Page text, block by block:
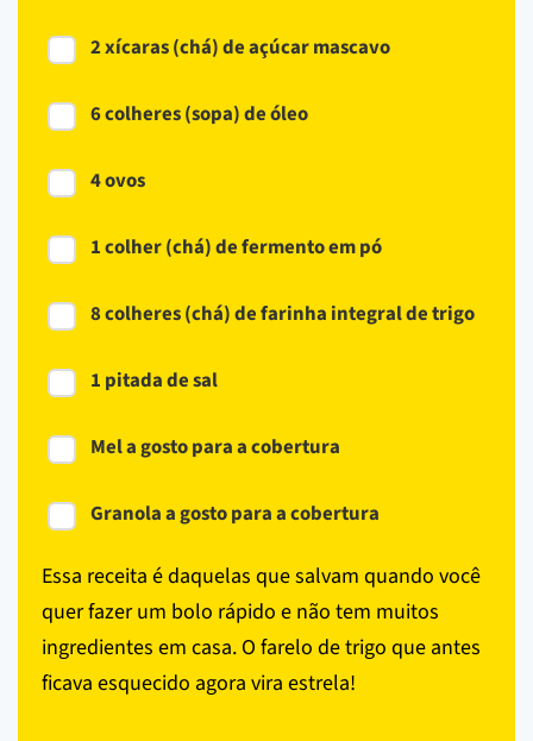
2 xícaras (chá) de açúcar mascavo
6 colheres (sopa) de óleo
4 ovos
1 colher (chá) de fermento em pó
8 colheres (chá) de farinha integral de trigo
1 pitada de sal
Mel a gosto para a cobertura
Granola a gosto para a cobertura
Essa receita é daquelas que salvam quando você
quer fazer um bolo rápido e não tem muitos
ingredientes em casa. O farelo de trigo que antes
ficava esquecido agora vira estrela!